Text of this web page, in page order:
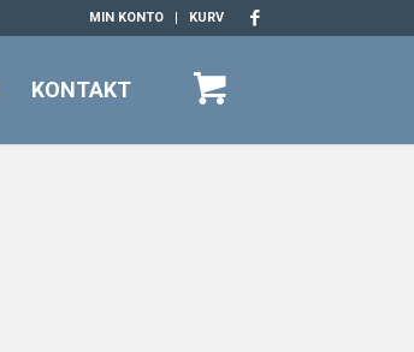
MIN KONTO KURV
KONTAKT